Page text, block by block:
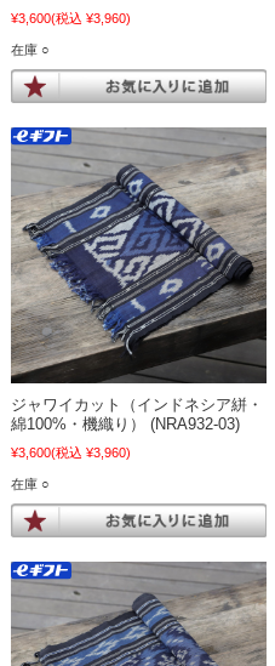
¥3,600(税込 ¥3,960)
在庫 ○
ジャワイカット（インドネシア絣・
綿100%・機織り） (NRA932-03)
¥3,600(税込 ¥3,960)
在庫 ○